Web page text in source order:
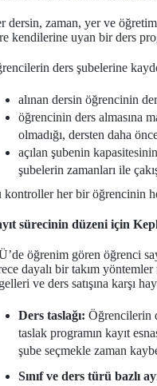
dersin, zaman, yer ve
kendilerine uyan bir ders
ders şubelerine
alınan dersin öğrencinin
öğrencinin ders almasına
olmadığı, dersten daha
açılan şubenin
şubelerin zamanları ile
kontroller her bir öğrencinin
sürecinin düzeni için
öğrenim gören öğrenci
dayalı bir takım
ve ders satışına karşı
Ders taslağı: Öğrencilerin
taslak programın kayıt
şube seçmekle zaman
Sınıf ve ders türü bazlı